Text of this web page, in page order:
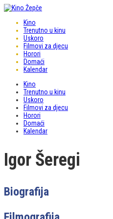
Kino
Trenutno u kinu
Uskoro
Filmovi za djecu
Horori
Domaći
Kalendar
Kino
Trenutno u kinu
Uskoro
Filmovi za djecu
Horori
Domaći
Kalendar
Igor Šeregi
Biografija